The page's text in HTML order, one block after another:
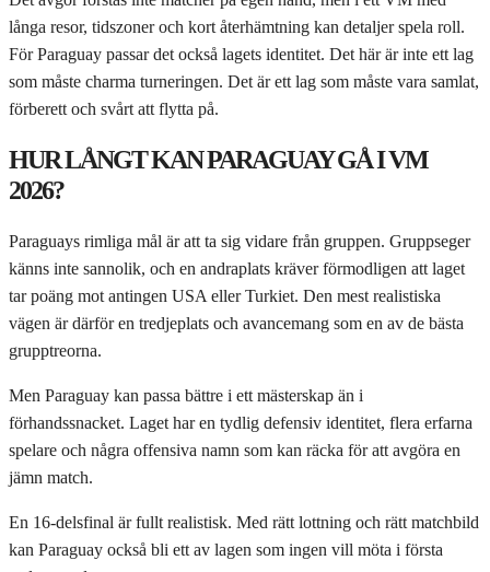
långa resor, tidszoner och kort återhämtning kan detaljer spela roll.
För Paraguay passar det också lagets identitet. Det här är inte ett lag
som måste charma turneringen. Det är ett lag som måste vara samlat,
förberett och svårt att flytta på.
HUR LÅNGT KAN PARAGUAY GÅ I VM
2026?
Paraguays rimliga mål är att ta sig vidare från gruppen. Gruppseger
känns inte sannolik, och en andraplats kräver förmodligen att laget
tar poäng mot antingen USA eller Turkiet. Den mest realistiska
vägen är därför en tredjeplats och avancemang som en av de bästa
grupptreorna.
Men Paraguay kan passa bättre i ett mästerskap än i
förhandssnacket. Laget har en tydlig defensiv identitet, flera erfarna
spelare och några offensiva namn som kan räcka för att avgöra en
jämn match.
En 16-delsfinal är fullt realistisk. Med rätt lottning och rätt matchbild
kan Paraguay också bli ett av lagen som ingen vill möta i första